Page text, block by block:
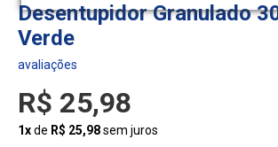
Desentupidor Granulado
Verde
R$ 25,98
1xde R$ 25,98sem juros